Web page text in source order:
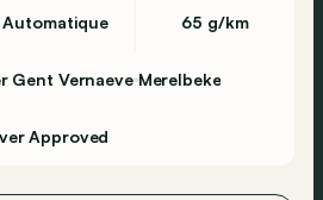
Automatique 65 g/km
Gent Vernaeve Merelbeke
Approved